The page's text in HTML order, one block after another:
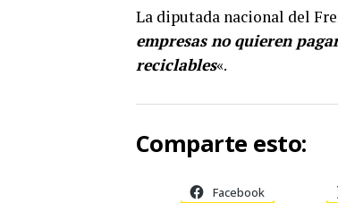
La diputada nacional del
empresas no quieren
reciclables«.
Comparte esto:
Facebook